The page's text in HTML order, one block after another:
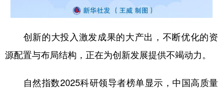
创新的大投入激发成果的大产出，不断优化的资
源配置与布局结构，正在为创新发展提供不竭动力。
自然指数2025科研领导者榜单显示，中国高质量